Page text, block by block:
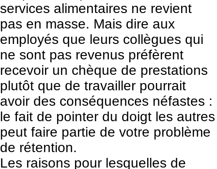
services alimentaires ne revient
pas en masse. Mais dire aux
employés que leurs collègues qui
ne sont pas revenus préfèrent
recevoir un chèque de prestations
plutôt que de travailler pourrait
avoir des conséquences néfastes :
le fait de pointer du doigt les autres
peut faire partie de votre problème
de rétention.
Les raisons pour lesquelles de